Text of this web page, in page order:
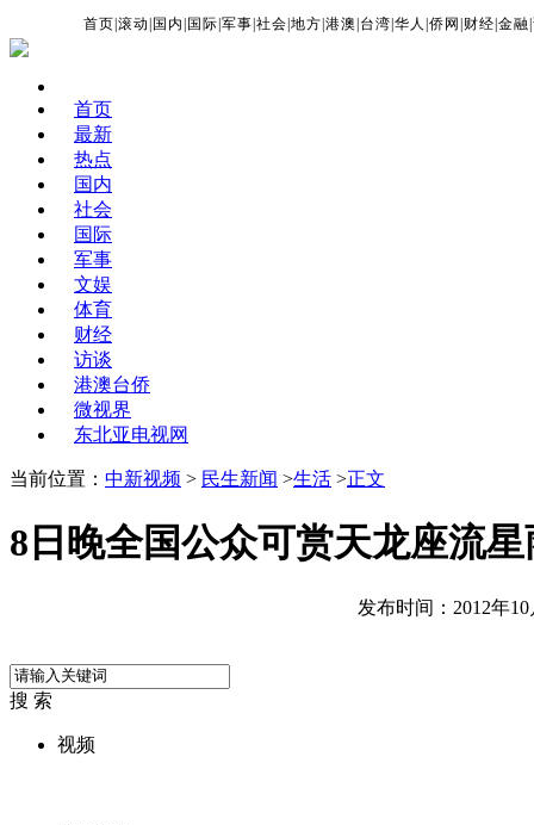
首页 |滚动 国内 国际 |军事 |社会 |地方 |港澳 台湾 |华人 |侨网 财经 |金融 |
首页
最新
热点
国内
社会
国际
军事
文娱
体育
财经
访谈
港澳台侨
微视界
东北亚电视网
当前位置： 中新视频 > 民生新闻 >生活 >正文
8日晚全国公众可赏天龙座流星
发布时间：2012年10
搜 索
视频